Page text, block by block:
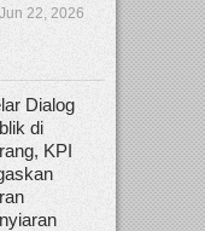
Jun 22, 2026
Dialog
di
KPI